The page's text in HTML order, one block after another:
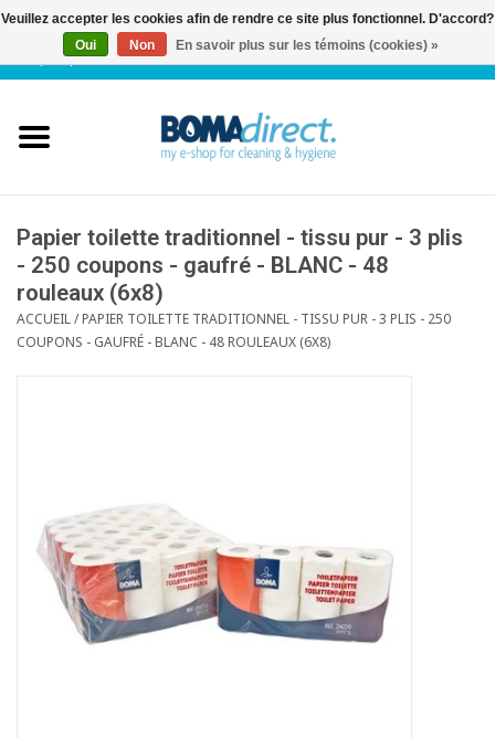
FR| 0 Articles
Service client
Blog
Papier toilette traditionnel - tissu pur - 3 plis
- 250 coupons - gaufré - BLANC - 48
rouleaux (6x8)
ACCUEIL/PAPIER TOILETTE TRADITIONNEL - TISSU PUR - 3 PLIS - 250
COUPONS - GAUFRÉ - BLANC - 48 ROULEAUX (6X8)
Veuillez accepter les cookies afin de rendre ce site plus fonctionnel. D'accord?
Oui
Non En savoir plus sur les témoins (cookies) »